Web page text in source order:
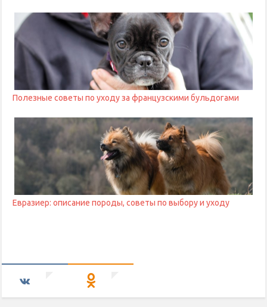
Полезные советы по уходу за французскими бульдогами
Евразиер: описание породы, советы по выбору и уходу